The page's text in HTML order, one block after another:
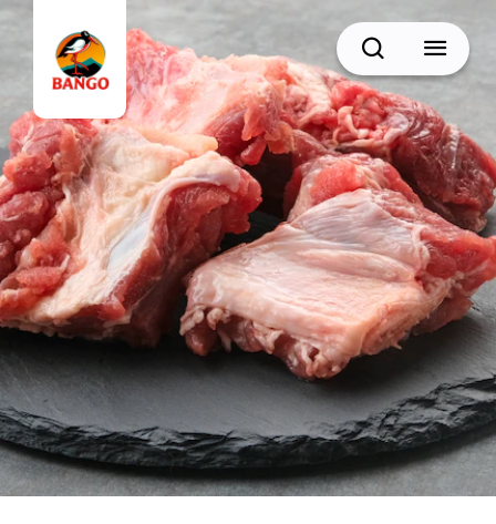
BACK
Resep Sate
Resep Semur
Resep Daging
Resep Ayam
Cari